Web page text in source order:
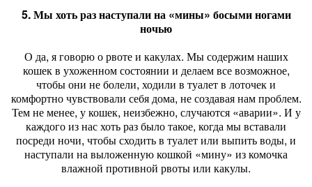
5. Мы хоть раз наступали на «мины» босыми ногами
ночью
О да, я говорю о рвоте и какулах. Мы содержим наших
кошек в ухоженном состоянии и делаем все возможное,
чтобы они не болели, ходили в туалет в лоточек и
комфортно чувствовали себя дома, не создавая нам проблем.
Тем не менее, у кошек, неизбежно, случаются «аварии». И у
каждого из нас хоть раз было такое, когда мы вставали
посреди ночи, чтобы сходить в туалет или выпить воды, и
наступали на выложенную кошкой «мину» из комочка
влажной противной рвоты или какулы.